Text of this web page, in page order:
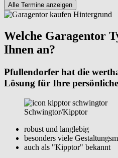
Alle Termine anzeigen
Welche Garagentor
Ihnen an?
Pfullendorfer hat die
Lösung für Ihre
Schwingtor/Kipptor
robust und langlebig
besonders viele
auch als "Kipptor" bekannt